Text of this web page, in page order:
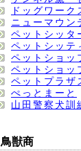
ドッグワーク
ニューマウン
ペットシッタ
ペットシッテ
ペットショッ
ペットショッ
ペットプラザ
ぺっとまーと
山田警察犬訓
鳥獣商